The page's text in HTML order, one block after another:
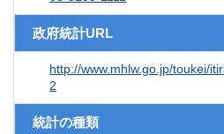
政府統計URL
http://www.mhlw.go.jp/toukei/
2
統計の種類